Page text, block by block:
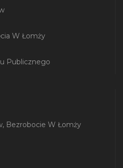
W Łomży
Publicznego
Bezrobocie W Łomży